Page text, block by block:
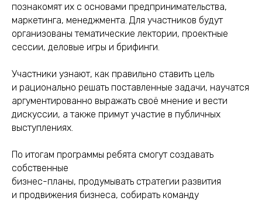
познакомят их с основами предпринимательства,
маркетинга, менеджмента. Для участников будут
организованы тематические лектории, проектные
сессии, деловые игры и брифинги.
Участники узнают, как правильно ставить цель
и рационально решать поставленные задачи, научатся
аргументированно выражать своё мнение и вести
дискуссии, а также примут участие в публичных
выступлениях.
По итогам программы ребята смогут создавать
собственные
бизнес-планы, продумывать стратегии развития
и продвижения бизнеса, собирать команду